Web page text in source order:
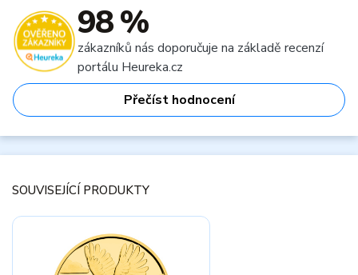
98 %
zákazníků nás doporučuje na základě recenzí
portálu Heureka.cz
Přečíst hodnocení
SOUVISEJÍCÍ PRODUKTY